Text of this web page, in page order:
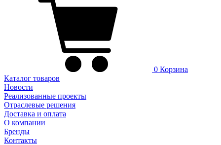
0 Корзина
Каталог товаров
Новости
Реализованные проекты
Отраслевые решения
Доставка и оплата
О компании
Бренды
Контакты